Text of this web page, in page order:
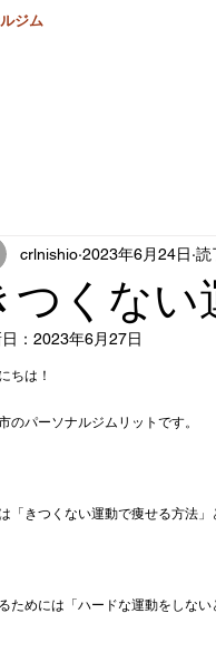
ジム
つくない
crlnishio 2023年6月24日 読
： 2023年6月27日
ちは！
のパーソナルジムリットです。
「きつくない運動で痩せる方法」
ためには「ハードな運動をしない